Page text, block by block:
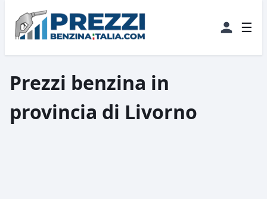
☰
Prezzi benzina in
provincia di Livorno